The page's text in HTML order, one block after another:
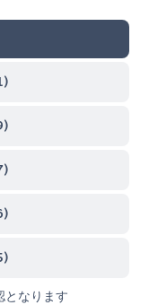
)
)
)
)
)
となります